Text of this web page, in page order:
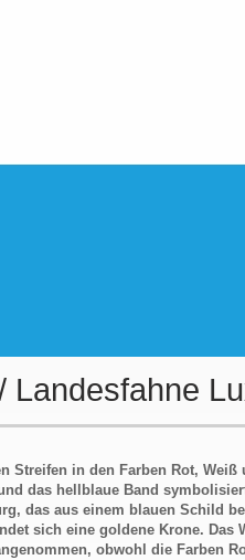
Landesfahne
in den Farben Rot, Weiß
das hellblaue Band
das aus einem blauen Schild
sich eine goldene Krone. Das
obwohl die Farben